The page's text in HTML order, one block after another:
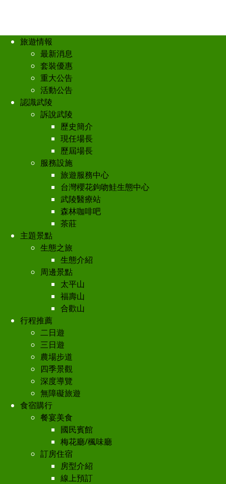
旅遊情報
最新消息
套裝優惠
重大公告
活動公告
認識武陵
訴說武陵
歷史簡介
現任場長
歷屆場長
服務設施
旅遊服務中心
台灣櫻花鉤吻鮭生態中心
武陵醫療站
森林咖啡吧
茶莊
主題景點
生態之旅
生態介紹
周邊景點
太平山
福壽山
合歡山
行程推薦
二日遊
三日遊
農場步道
四季景觀
深度導覽
無障礙旅遊
食宿購行
餐宴美食
國民賓館
梅花廳/楓味廳
訂房住宿
房型介紹
線上預訂